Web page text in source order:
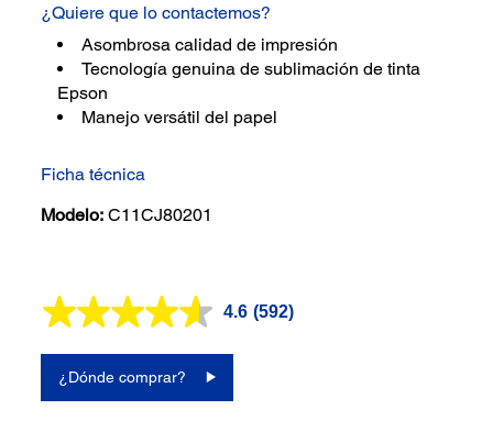
¿Quiere que lo contactemos?
Asombrosa calidad de impresión
Tecnología genuina de sublimación de tinta
Epson
Manejo versátil del papel
Ficha técnica
Modelo: C11CJ80201
4.6 Lea
(592)
¿Dónde comprar?